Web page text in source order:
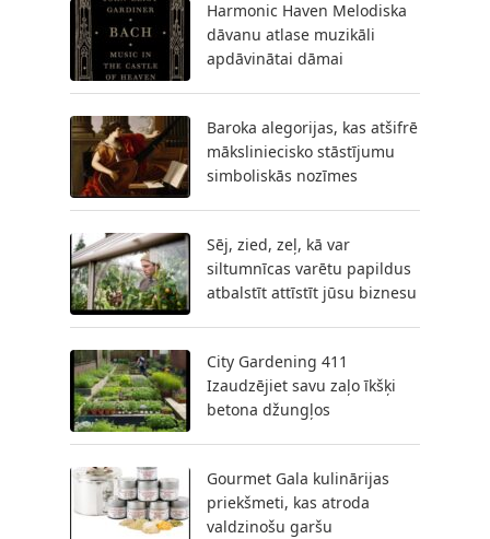
Harmonic Haven Melodiska
dāvanu atlase muzikāli
apdāvinātai dāmai
Baroka alegorijas, kas atšifrē
māksliniecisko stāstījumu
simboliskās nozīmes
Sēj, zied, zeļ, kā var
siltumnīcas varētu papildus
atbalstīt attīstīt jūsu biznesu
City Gardening 411
Izaudzējiet savu zaļo īkšķi
betona džungļos
Gourmet Gala kulinārijas
priekšmeti, kas atroda
valdzinošu garšu